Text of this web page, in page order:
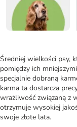
Średniej wielkości psy,
pomiędzy ich
specjalnie dobraną
karma ta dostarcza
wrażliwość związaną z
otrzymuje wysokiej
swoje złote lata.